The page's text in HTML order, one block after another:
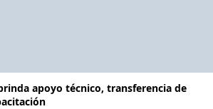
apoyo técnico, transferencia de